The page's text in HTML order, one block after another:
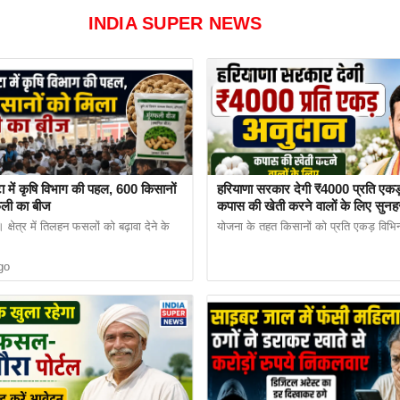
दर्ज कराई थी कि सरकारी फैमिली आईडी पोर्टल पर
प्राप्त होते ही पुलिस ने मामले की गहन छानबीन
के तकनीकी पहलुओं को खंगाला। जांच के दौरान
INDIA SUPER NEWS
में कृषि विभाग की पहल, 600 किसानों
का बीज
क्षेत्र में तिलहन फसलों को बढ़ावा देने के
हरियाणा सरकार देगी ₹4000 प्रति
कपास की खेती करने वालों के लिए
आवेदन प्रक्रिया शुरू
योजना के तहत किसानों को प्रति एकड़